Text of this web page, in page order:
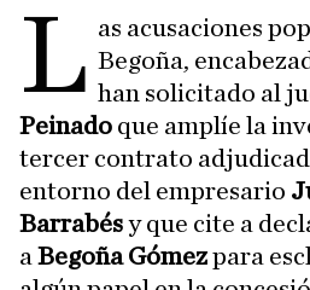
L as acusaciones
Begoña,
han solicitado al
Peinado que amplíe la
tercer contrato
entorno del empresario
Barrabésy que cite a
a Begoña Gómezpara